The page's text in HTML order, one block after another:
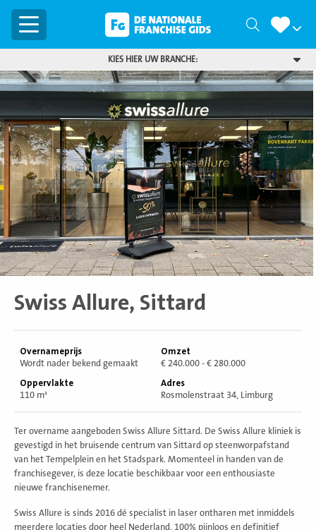
Menu Zoeken
KIES HIER UW BRANCHE:
Swiss Allure, Sittard
Overnameprijs
Wordt nader bekend gemaakt
Omzet
€ 240.000 - € 280.000
Oppervlakte
110 m²
Adres
Rosmolenstraat 34, Limburg
Ter overname aangeboden Swiss Allure Sittard. De Swiss Allure kliniek is
gevestigd in het bruisende centrum van Sittard op steenworpafstand
van het Tempelplein en het Stadspark. Momenteel in handen van de
franchisegever, is deze locatie beschikbaar voor een enthousiaste
nieuwe franchisenemer.
Swiss Allure is sinds 2016 dé specialist in laser ontharen met inmiddels
meerdere locaties door heel Nederland. 100% pijnloos en definitief